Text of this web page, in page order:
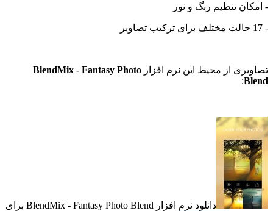
تنظیم رنگ و نور
از محیط این نرم افزارBlendMix - Fantasy Photo
دانلود نرم افزار BlendMix - Fantasy Photo Blend برای